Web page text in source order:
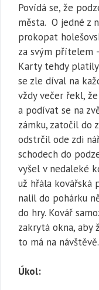
Povídá se, že
města. O jedné z
prokopat
za svým přítelem
Karty tehdy
se zle díval na
vždy večer řekl,
a podívat se na
zámku, zatočil do
odstrčil ode zdi
schodech do
vyšel v nedaleké
už hřála kovářská
nalil do pohárku
do hry. Kovář
zakrytá okna, aby
to má na
Úkol: